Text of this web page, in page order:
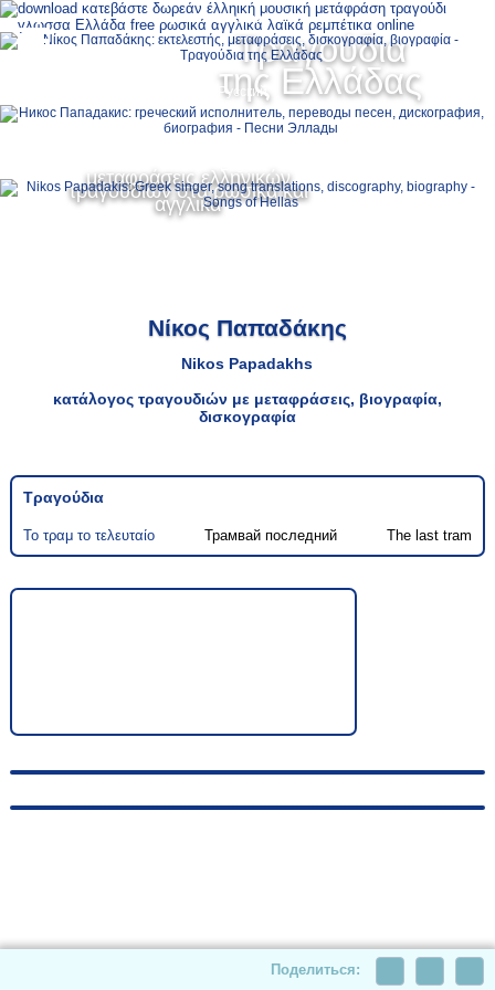
Τραγούδια
της Ελλάδας
μεταφράσεις ελληνικών
τραγουδιών στα ρωσικά και
αγγλικά
Ελληνικά
Русский
Νίκος Παπαδάκης
Nikos Papadakhs
κατάλογος τραγουδιών με μεταφράσεις, βιογραφία,
δισκογραφία
Τραγούδια
Το τραμ το τελευταίο Трамвай последний The last tram
Поделиться: